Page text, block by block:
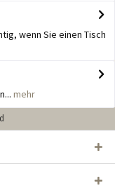
wenn Sie einen Tisch
mehr